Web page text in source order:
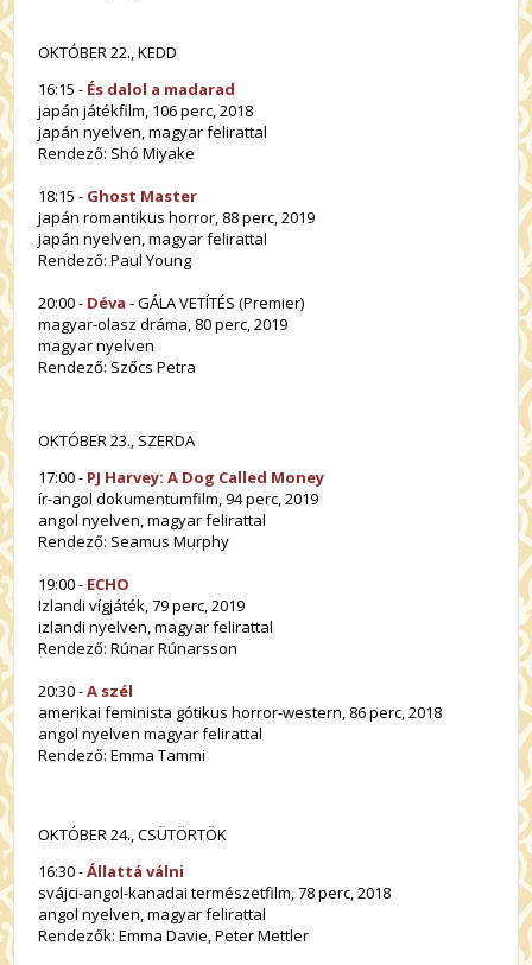
OKTÓBER 22., KEDD
16:15 - És dalol a madarad
japán játékfilm, 106 perc, 2018
japán nyelven, magyar felirattal
Rendező: Shó Miyake
18:15 - Ghost Master
japán romantikus horror, 88 perc, 2019
japán nyelven, magyar felirattal
Rendező: Paul Young
20:00 - Déva - GÁLA VETÍTÉS (Premier)
magyar-olasz dráma, 80 perc, 2019
magyar nyelven
Rendező: Szőcs Petra
OKTÓBER 23., SZERDA
17:00 - PJ Harvey: A Dog Called Money
ír-angol dokumentumfilm, 94 perc, 2019
angol nyelven, magyar felirattal
Rendező: Seamus Murphy
19:00 - ECHO
Izlandi vígjáték, 79 perc, 2019
izlandi nyelven, magyar felirattal
Rendező: Rúnar Rúnarsson
20:30 -A szél
amerikai feminista gótikus horror-western, 86 perc, 2018
angol nyelven magyar felirattal
Rendező: Emma Tammi
OKTÓBER 24., CSÜTÖRTÖK
16:30 -Állattá válni
svájci-angol-kanadai természetfilm, 78 perc, 2018
angol nyelven, magyar felirattal
Rendezők: Emma Davie, Peter Mettler